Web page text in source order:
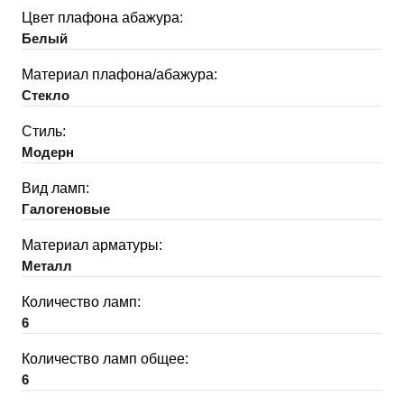
Цвет плафона абажура:
Белый
Материал плафона/абажура:
Стекло
Стиль:
Модерн
Вид ламп:
Галогеновые
Материал арматуры:
Металл
Количество ламп:
6
Количество ламп общее:
6